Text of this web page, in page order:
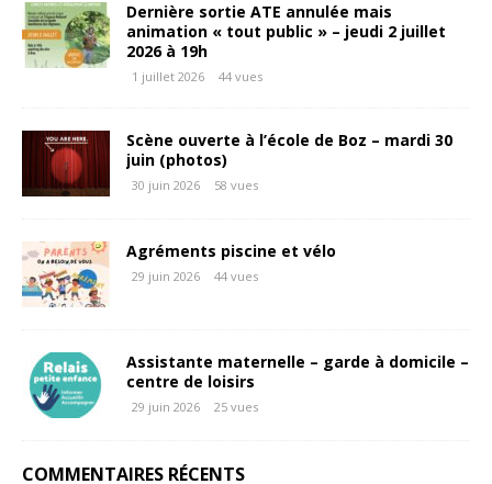
Dernière sortie ATE annulée mais
animation « tout public » – jeudi 2 juillet
2026 à 19h
1 juillet 2026 44 vues
Scène ouverte à l’école de Boz – mardi 30
juin (photos)
30 juin 2026 58 vues
Agréments piscine et vélo
29 juin 2026 44 vues
Assistante maternelle – garde à domicile –
centre de loisirs
29 juin 2026 25 vues
COMMENTAIRES RÉCENTS